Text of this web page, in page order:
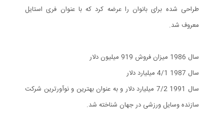
طراحی شده برای بانوان را عرضه کرد که با عنوان فری استایل
معروف شد.
سال 1986 میزان فروش 919 میلیون دلار
سال 1987 4/1 میلیارد دلار
سال 1991 7/2 میلیارد دلار و به عنوان بهترین و نوآورترین شرکت
سازنده وسایل ورزشی در جهان شناخته شد.